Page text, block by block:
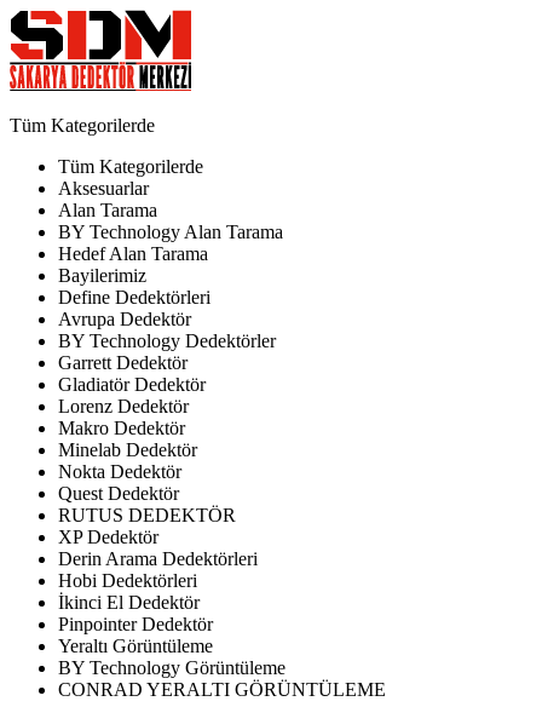
Tüm Kategorilerde
Tüm Kategorilerde
Aksesuarlar
Alan Tarama
BY Technology Alan Tarama
Hedef Alan Tarama
Bayilerimiz
Define Dedektörleri
Avrupa Dedektör
BY Technology Dedektörler
Garrett Dedektör
Gladiatör Dedektör
Lorenz Dedektör
Makro Dedektör
Minelab Dedektör
Nokta Dedektör
Quest Dedektör
RUTUS DEDEKTÖR
XP Dedektör
Derin Arama Dedektörleri
Hobi Dedektörleri
İkinci El Dedektör
Pinpointer Dedektör
Yeraltı Görüntüleme
BY Technology Görüntüleme
CONRAD YERALTI GÖRÜNTÜLEME